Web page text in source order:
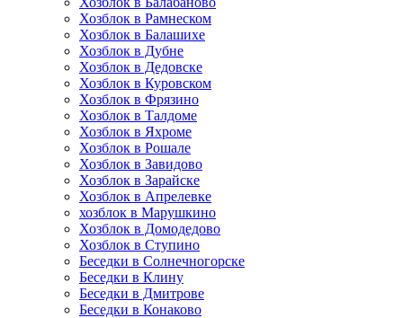
Хозблок в Рамнеском
Хозблок в Балашихе
Хозблок в Дубне
Хозблок в Дедовске
Хозблок в Куровском
Хозблок в Фрязино
Хозблок в Талдоме
Хозблок в Яхроме
Хозблок в Рошале
Хозблок в Завидово
Хозблок в Зарайске
Хозблок в Апрелевке
хозблок в Марушкино
Хозблок в Домодедово
Хозблок в Ступино
Беседки в Солнечногорске
Беседки в Клину
Беседки в Дмитрове
Беседки в Конаково